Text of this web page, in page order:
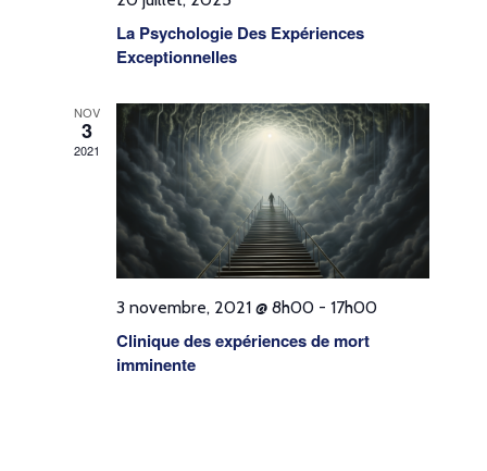
La Psychologie Des Expériences
Exceptionnelles
NOV
3
2021
3 novembre, 2021 @ 8h00 -17h00
Clinique des expériences de mort
imminente